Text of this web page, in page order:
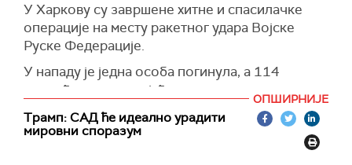
мировном предлогу који је јуче представљен
украјинској делегацији у Паризу и руским
званичницима телефоном", рекла
је портпаролка Стејт департмента Тами Брус.
(Унијан)
У Харкову су завршене хитне и спасилачке
операције на месту ракетног удара Војске
Руске Федерације.
У нападу је једна особа погинула, а 114
повређено, укључујући деветоро деце,
саопштила је Државна служба за ванредне
ситуације.
ОПШИРНИЈЕ
Трамп: САД ће идеално урадити
мировни споразум